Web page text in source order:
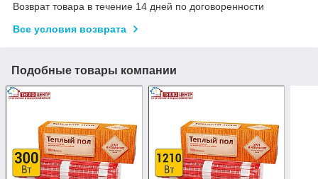
Возврат товара в течение 14 дней по договоренности
Все условия возврата
Подобные товары компании